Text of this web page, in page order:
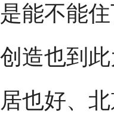
能不能
造也到
也好、